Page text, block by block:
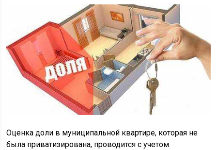
Оценка доли в муниципальной квартире, которая не
была приватизирована, проводится с учетом